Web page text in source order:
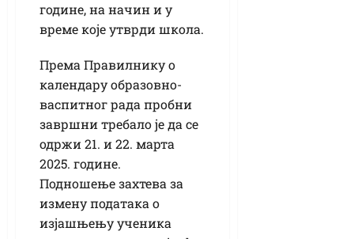
године, на начин и у
време које утврди школа.
Према Правилнику о
календару образовно-
васпитног рада пробни
завршни требало је да се
одржи 21. и 22. марта
2025. године.
Подношење захтева за
измену података о
изјашњењу ученика